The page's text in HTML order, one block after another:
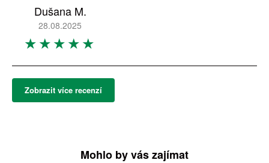
Dušana M.
28.08.2025
Zobrazit více recenzí
Mohlo by vás zajímat